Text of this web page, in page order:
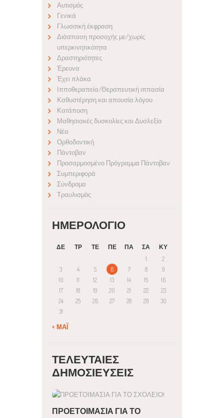
Αυτισμός
Γενικά
Γλωσσική έκφραση
Διάσπαση προσοχής με/χωρίς
υπερκινητικότητα
Δραστηριότητες
Έρευνα
Έχει πλάκα
Ιπποθεραπεία/Θεραπευτική ιππασία
Καθυστέρηση και απουσία λόγου
Κατάποση
Μαθησιακές δυσκολίες και Δυσλεξία
Νέα
Ορθοδοντική
Πάντοβαν
Προσαρμοσμένο Πρόγραμμα Πάντοβαν
Συμπεριφορά
Σύνδρομα
Τραυλισμός
ΗΜΕΡΟΛΌΓΙΟ
ΔΕ ΤΡ ΤΕ ΠΕ ΠΑ ΣΑ
ΚΥ
1
2
3
4 5 6 7 8
9
10
11 12 13 14 15
16
17
18 19 20 21 22
23
24
25 26 27 28 29
30
31
« ΜΆΙ
ΤΕΛΕΥΤΑΊΕΣ
ΔΗΜΟΣΙΕΎΣΕΙΣ
ΠΡΟΕΤΟΙΜΑΣΙΑ ΓΙΑ ΤΟ